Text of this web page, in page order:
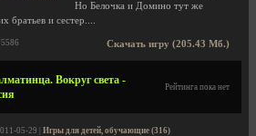
Но Белочка и Домино тут же
братьев и сестер....
Скачать игру (205.43 Мб.)
Вокруг света -
Рейтинга пока нет
05-29 | Игры для детей, обучающие (316)